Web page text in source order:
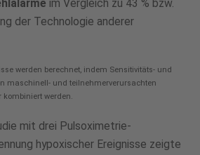
im Vergleich zu 43 % bzw.
der Technologie anderer
werden berechnet, indem Sensitivitäts- und
maschinell- und teilnehmerverursachten
werden.
mit drei Pulsoximetrie-
hypoxischer Ereignisse zeigte